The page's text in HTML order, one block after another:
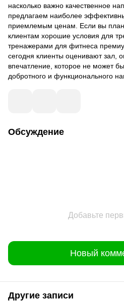
насколько важно качественное
предлагаем наиболее
приемлемым ценам. Если вы
клиентам хорошие условия для
тренажерами для фитнеса
сегодня клиенты оценивают зал,
впечатление, которое не может
добротного и функционального
Обсуждение
Добавьте
Новый
Другие записи